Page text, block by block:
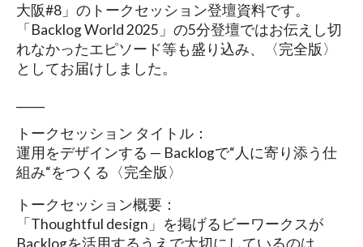
大阪#8」のトークセッション登壇資料です。
「Backlog World 2025」の5分登壇ではお伝えし切
れなかったエピソード等も盛り込み、〈完全版〉
としてお届けしました。
トークセッション タイトル：
運用をデザインする — Backlogで“人に寄り添う仕
組み“をつくる〈完全版〉
トークセッション概要：
「Thoughtful design」を掲げるビーワークスが
Backlogを活用するうえで大切にしているのは、